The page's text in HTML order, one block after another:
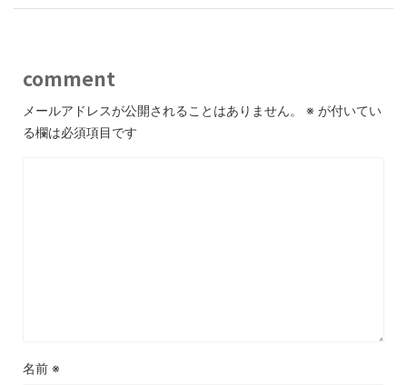
comment
メールアドレスが公開されることはありません。 ※ が付いてい
る欄は必須項目です
名前 ※